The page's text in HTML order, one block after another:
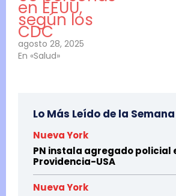
en EEUU,
según los
CDC
agosto 28, 2025
En «Salud»
Lo Más Leído de la Semana
Nueva York
PN instala agregado policial
Providencia-USA
Nueva York